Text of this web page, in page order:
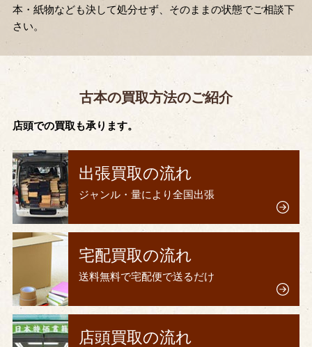
本・紙物なども決して処分せず、そのままの状態でご相談下
さい。
古本の買取方法のご紹介
店頭での買取も承ります。
出張買取の流れ
ジャンル・量により全国出張
宅配買取の流れ
送料無料で宅配便で送るだけ
店頭買取の流れ